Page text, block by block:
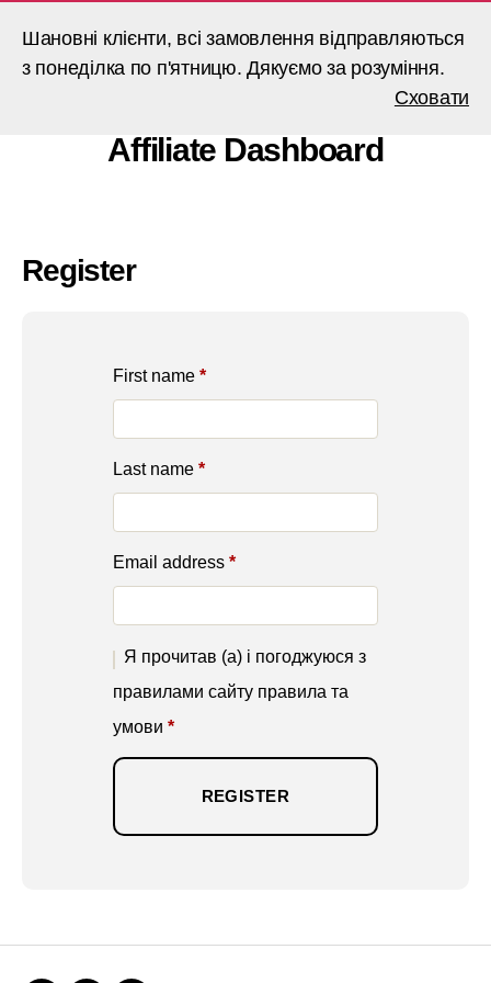
Шановні клієнти, всі замовлення відправляються
з понеділка по п'ятницю. Дякуємо за розуміння.
Сховати
Пошук
Affiliate Dashboard
Register
First name *
Last name *
Email address *
Я прочитав (а) і погоджуюся з
правилами сайту правила та
умови *